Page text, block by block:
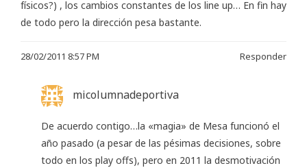
físicos?) , los cambios constantes de los line up… En fin hay
de todo pero la dirección pesa bastante.
28/02/2011 8:57 PM Responder
micolumnadeportiva
De acuerdo contigo…la «magia» de Mesa funcionó el
año pasado (a pesar de las pésimas decisiones, sobre
todo en los play offs), pero en 2011 la desmotivación